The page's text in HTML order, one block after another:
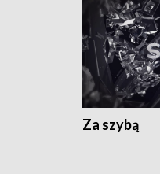
Za szybą